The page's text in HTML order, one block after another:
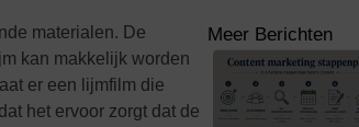
materialen. De
kan makkelijk worden
er een lijmfilm die
het ervoor zorgt dat de
Meer Berichten